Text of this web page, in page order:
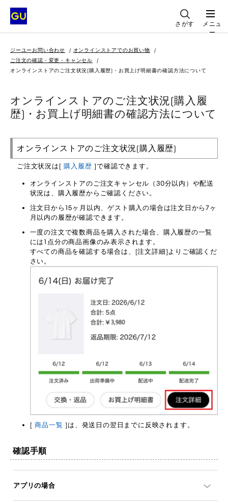
さがす
メニュ
ー
ジーユーお問い合わせ
オンラインストアでのお買い物
ご注文の確認・変更・キャンセル
オンラインストアのご注文状況(購入履歴)・お買上げ明細書の確認方法について
オンラインストアのご注文状況(購入履
歴)・お買上げ明細書の確認方法について
オンラインストアのご注文状況(購入履歴)
ご注文状況は[購入履歴 ]で確認できます。
オンラインストアのご注文キャンセル（30分以内）や配送
状況は、購入履歴からご確認ください。
注文日から15ヶ月以内、ゲスト購入の場合は注文日から7ヶ
月以内の履歴が確認できます。
一度の注文で複数商品を購入された場合、購入履歴の一覧
には1点分の商品画像のみ表示されます。
すべての商品を確認する場合は、[注文詳細]よりご確認くだ
さい。
[商品一覧 ]は、発送日の翌日までに反映されます。
確認手順
アプリの場合